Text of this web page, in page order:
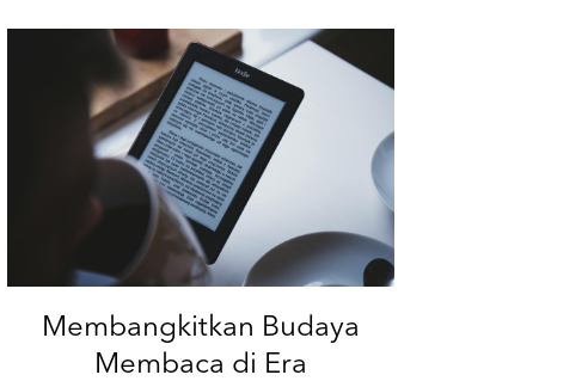
Membangkitkan Budaya
Membaca di Era